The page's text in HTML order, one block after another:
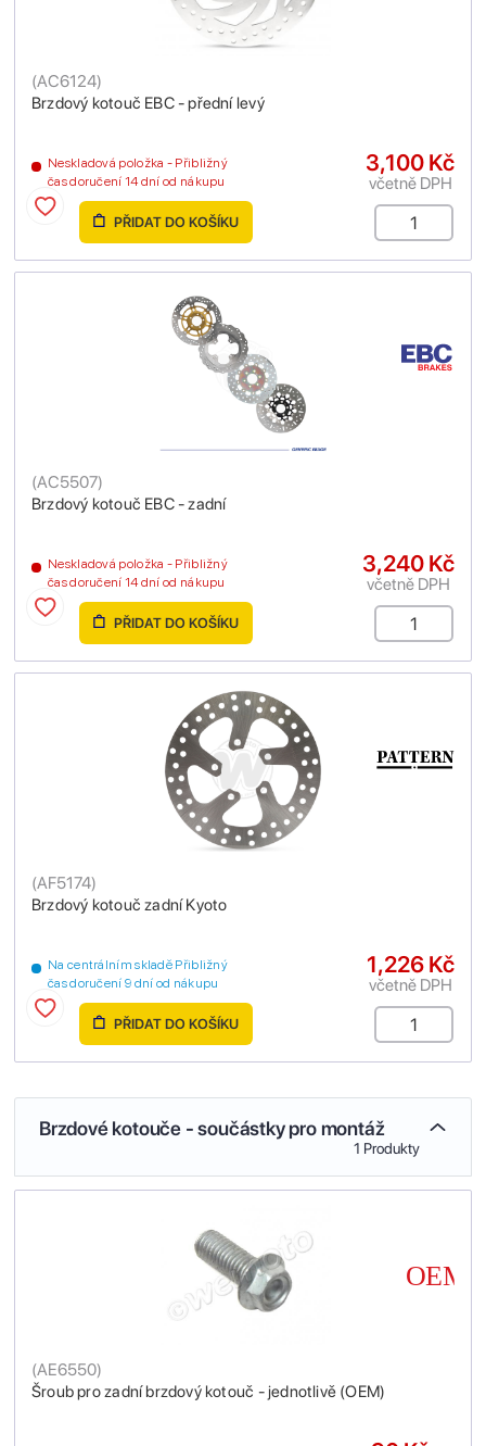
Brzdový kotouč EBC - přední levý
(AC6124)
Neskladová položka - Přibližný
čas doručení 14 dní od nákupu
3,100 Kč
včetně DPH
PŘIDAT DO KOŠÍKU
Brzdový kotouč EBC - zadní
(AC5507)
Neskladová položka - Přibližný
čas doručení 14 dní od nákupu
3,240 Kč
včetně DPH
PŘIDAT DO KOŠÍKU
Brzdový kotouč zadní Kyoto
(AF5174)
Na centrálním skladě Přibližný
čas doručení 9 dní od nákupu
1,226 Kč
včetně DPH
PŘIDAT DO KOŠÍKU
Brzdové kotouče - součástky pro montáž
1 Produkty
Šroub pro zadní brzdový kotouč - jednotlivě (OEM)
(AE6550)